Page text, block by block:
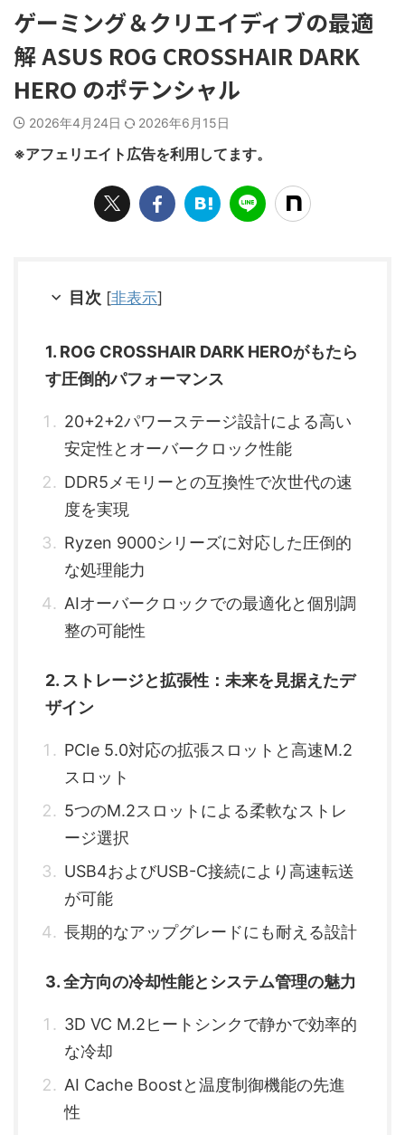
ゲーミング＆クリエイディブの最適
解 ASUS ROG CROSSHAIR DARK
HERO のポテンシャル
2026年4月24日 2026年6月15日
※アフェリエイト広告を利用してます。
目次 [非表示]
1. ROG CROSSHAIR DARK HEROがもたら
す圧倒的パフォーマンス
20+2+2パワーステージ設計による高い
安定性とオーバークロック性能
DDR5メモリーとの互換性で次世代の速
度を実現
Ryzen 9000シリーズに対応した圧倒的
な処理能力
AIオーバークロックでの最適化と個別調
整の可能性
2. ストレージと拡張性：未来を見据えたデ
ザイン
PCIe 5.0対応の拡張スロットと高速M.2
スロット
5つのM.2スロットによる柔軟なストレ
ージ選択
USB4およびUSB-C接続により高速転送
が可能
長期的なアップグレードにも耐える設計
3. 全方向の冷却性能とシステム管理の魅力
3D VC M.2ヒートシンクで静かで効率的
な冷却
AI Cache Boostと温度制御機能の先進
性